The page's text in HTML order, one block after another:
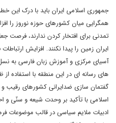
جمهوری اسلامی ایران باید با درک این
همگرایی میان کشورهای حوزه نوروز را
تمدنی برای افتخار کردن ندارند، فرصت
ایران زمین را پیدا نکنند. افزایش
آسیای مرکزی و آموزش زبان فارسی به
های رسانه ای در این منطقه با استفاده
گفتمان سازی ضدایرانی کشورهای رقیب و
اسلامی با تأکید بر وحدت شیعه و سنّی و
ادبیات ملایم سیاسی در قالب